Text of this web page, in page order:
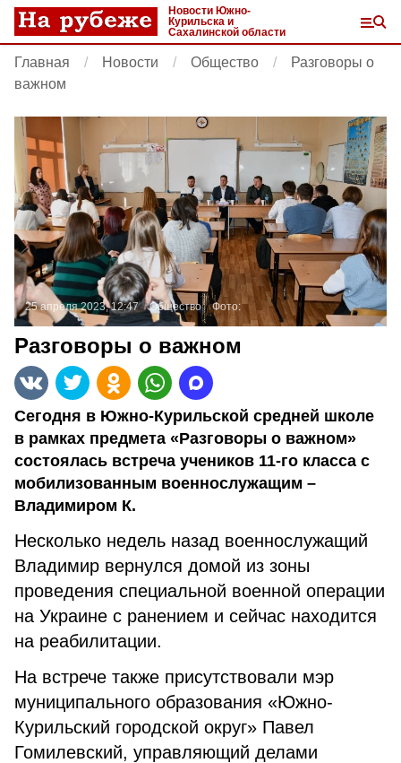
Новости Южно-
Курильска и
Сахалинской области
Главная Новости Общество
Разговоры о
важном
25 апреля 2023, 12:47 Общество Фото:
Разговоры о важном
Сегодня в Южно-Курильской средней школе
в рамках предмета «Разговоры о важном»
состоялась встреча учеников 11-го класса с
мобилизованным военнослужащим –
Владимиром К.
Несколько недель назад военнослужащий
Владимир вернулся домой из зоны
проведения специальной военной операции
на Украине с ранением и сейчас находится
на реабилитации.
На встрече также присутствовали мэр
муниципального образования «Южно-
Курильский городской округ» Павел
Гомилевский, управляющий делами